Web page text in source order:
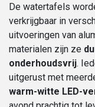
De watertafels
verkrijgbaar in
uitvoeringen van
materialen zijn ze
onderhoudsvrij.
uitgerust met
warm-witte LED-